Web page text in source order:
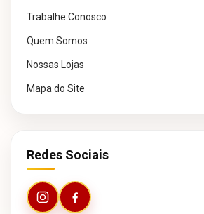
Trabalhe Conosco
Quem Somos
Nossas Lojas
Mapa do Site
Redes Sociais